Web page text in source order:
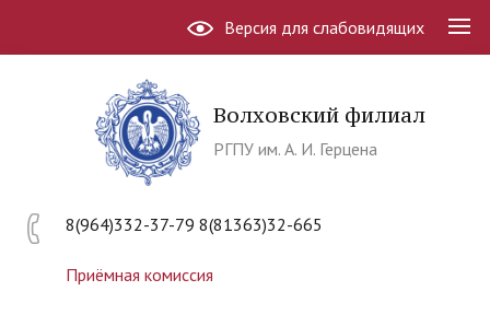
Версия для слабовидящих
Волховский филиал
РГПУ им. А. И. Герцена
8(964)332-37-79 8(81363)32-665
Приёмная комиссия